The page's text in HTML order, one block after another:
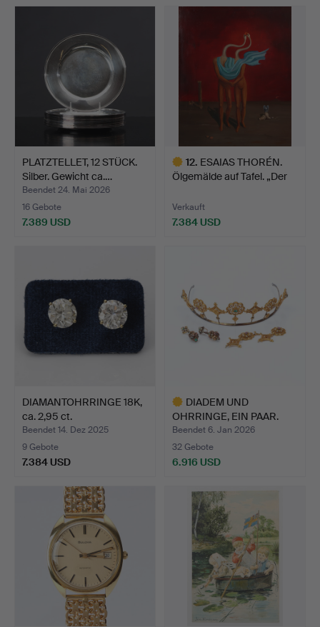
PLATZTELLET, 12 STÜCK.
Silber. Gewicht ca.…
Beendet 24. Mai 2026
16 Gebote
7.389 USD
12. ESAIAS THORÉN.
Ölgemälde auf Tafel. „Der
Verkauft
7.384 USD
DIAMANTOHRRINGE 18K,
ca. 2,95 ct.
Beendet 14. Dez 2025
9 Gebote
7.384 USD
DIADEM UND
OHRRINGE, EIN PAAR.
Gold, Silbe…
Beendet 6. Jan 2026
32 Gebote
6.916 USD
Objekt